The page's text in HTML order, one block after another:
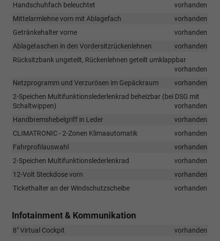
Handschuhfach beleuchtet
vorhanden
Mittelarmlehne vorn mit Ablagefach
vorhanden
Getränkehalter vorne
vorhanden
Ablagetaschen in den Vordersitzrückenlehnen
vorhanden
Rücksitzbank ungeteilt, Rückenlehnen geteilt umklappbar
vorhanden
Netzprogramm und Verzurösen im Gepäckraum
vorhanden
2-Speichen Multifunktionslederlenkrad beheizbar (bei DSG mit
Schaltwippen)
vorhanden
Handbremshebelgriff in Leder
vorhanden
CLIMATRONIC - 2-Zonen Klimaautomatik
vorhanden
Fahrprofilauswahl
vorhanden
2-Speichen Multifunktionslederlenkrad
vorhanden
12-Volt Steckdose vorn
vorhanden
Tickethalter an der Windschutzscheibe
vorhanden
Infotainment & Kommunikation
8" Virtual Cockpit
vorhanden